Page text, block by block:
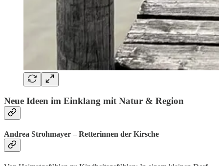
Neue Ideen im Einklang mit Natur & Region
Andrea Strohmayer – Retterinnen der Kirsche